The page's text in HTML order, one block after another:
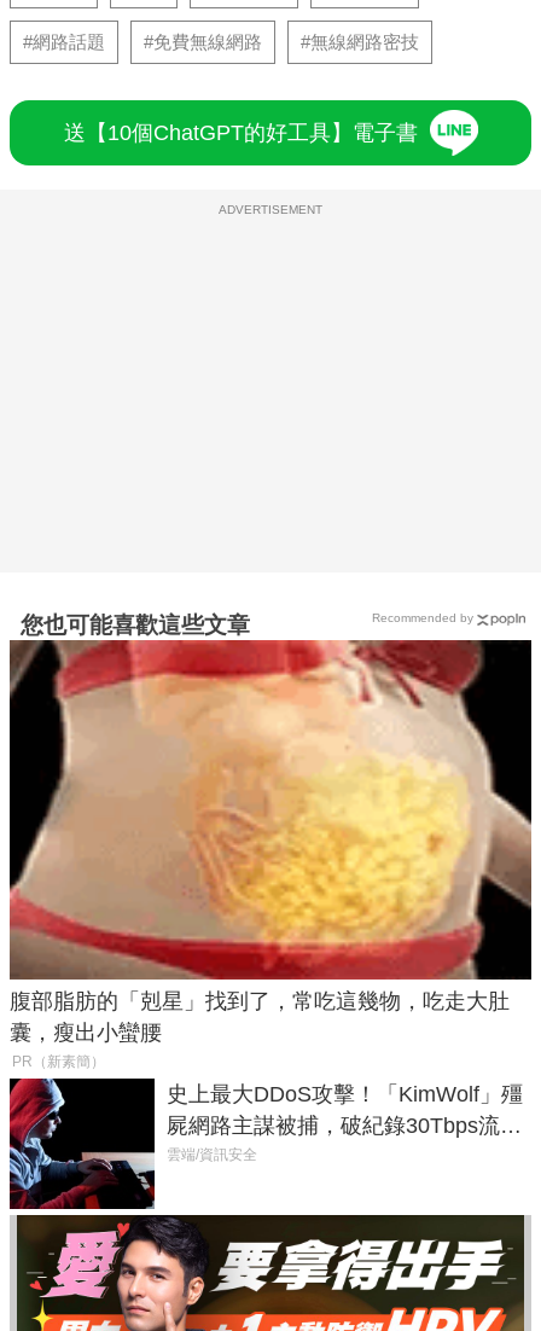
#網路話題 #免費無線網路 #無線網路密技
送【10個ChatGPT的好工具】電子書
ADVERTISEMENT
您也可能喜歡這些文章
腹部脂肪的「剋星」找到了，常吃這幾物，吃走大肚
囊，瘦出小蠻腰
PR（新素簡）
史上最大DDoS攻擊！「KimWolf」殭
屍網路主謀被捕，破紀錄30Tbps流量
癱瘓全球！
雲端/資訊安全
Recommended by